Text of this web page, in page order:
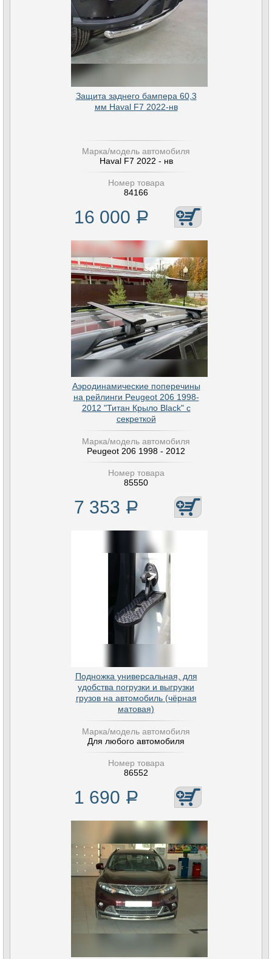
Защита заднего бампера 60,3
мм Haval F7 2022-нв
Марка/модель автомобиля
Haval F7 2022 - нв
Номер товара
84166
16 000 Р
Аэродинамические поперечины
на рейлинги Peugeot 206 1998-
2012 "Титан Крыло Black" с
секреткой
Марка/модель автомобиля
Peugeot 206 1998 - 2012
Номер товара
85550
7 353 Р
Подножка универсальная, для
удобства погрузки и выгрузки
грузов на автомобиль (чёрная
матовая)
Марка/модель автомобиля
Для любого автомобиля
Номер товара
86552
1 690 Р